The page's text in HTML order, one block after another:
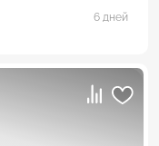
6 дней